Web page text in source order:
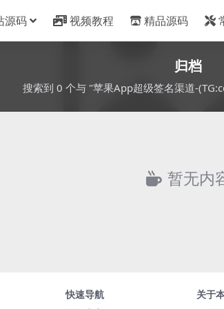
源码 视频教程 精品源码
归档
搜索到 0 个与 "苹果App超级签名渠道-
暂无内
快速导航
关于